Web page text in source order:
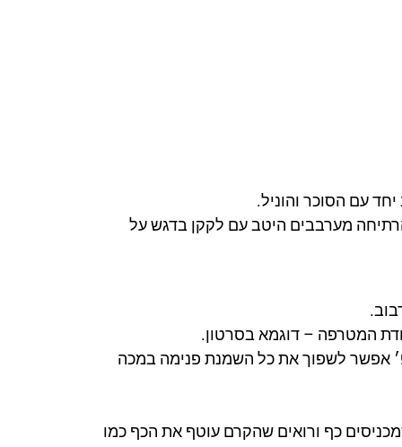
מערבבים היטב עם לקקן בדגש על
המטרפה – דוגמא בסרטון.
אפשר לשפוך את כל השמנת פנימה במכה
כף ורואים שהקרם עוטף את הכף כמו